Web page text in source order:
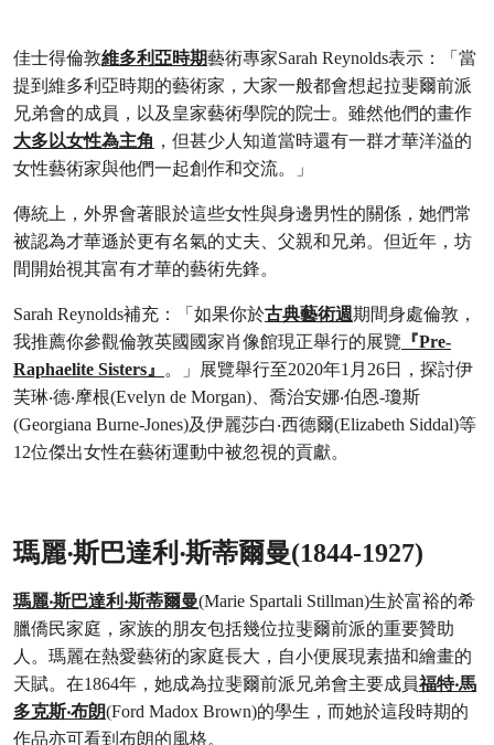
佳士得倫敦維多利亞時期藝術專家Sarah Reynolds表示：「當
提到維多利亞時期的藝術家，大家一般都會想起拉斐爾前派
兄弟會的成員，以及皇家藝術學院的院士。雖然他們的畫作
大多以女性為主角 ，但甚少人知道當時還有一群才華洋溢的
女性藝術家與他們一起創作和交流。」
傳統上，外界會著眼於這些女性與身邊男性的關係，她們常
被認為才華遜於更有名氣的丈夫、父親和兄弟。但近年，坊
間開始視其富有才華的藝術先鋒。
Sarah Reynolds補充：「如果你於古典藝術週期間身處倫敦，
我推薦你參觀倫敦英國國家肖像館現正舉行的展覽 『Pre-
Raphaelite Sisters』
。」展覽舉行至2020年1月26日，探討伊
芙琳‧德‧摩根(Evelyn de Morgan)、喬治安娜‧伯恩-瓊斯
(Georgiana Burne-Jones)及伊麗莎白‧西德爾(Elizabeth Siddal)等
12位傑出女性在藝術運動中被忽視的貢獻。
瑪麗‧斯巴達利‧斯蒂爾曼(1844-1927)
瑪麗‧斯巴達利‧斯蒂爾曼(Marie Spartali Stillman)生於富裕的希
臘僑民家庭，家族的朋友包括幾位拉斐爾前派的重要贊助
人。瑪麗在熱愛藝術的家庭長大，自小便展現素描和繪畫的
天賦。在1864年，她成為拉斐爾前派兄弟會主要成員福特‧馬
多克斯‧布朗(Ford Madox Brown)的學生，而她於這段時期的
作品亦可看到布朗的風格。